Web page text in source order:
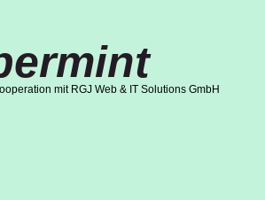
mit RGJ Web & IT Solutions GmbH